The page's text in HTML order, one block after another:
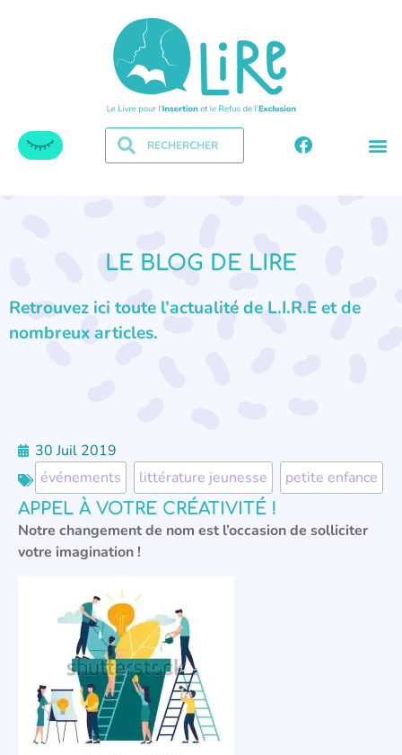
LE BLOG DE LIRE
Retrouvez ici toute l’actualité de L.I.R.E et de
nombreux articles.
30 Juil 2019
événements
littérature jeunesse petite enfance
APPEL À VOTRE CRÉATIVITÉ !
Notre changement de nom est l’occasion de solliciter
votre imagination !